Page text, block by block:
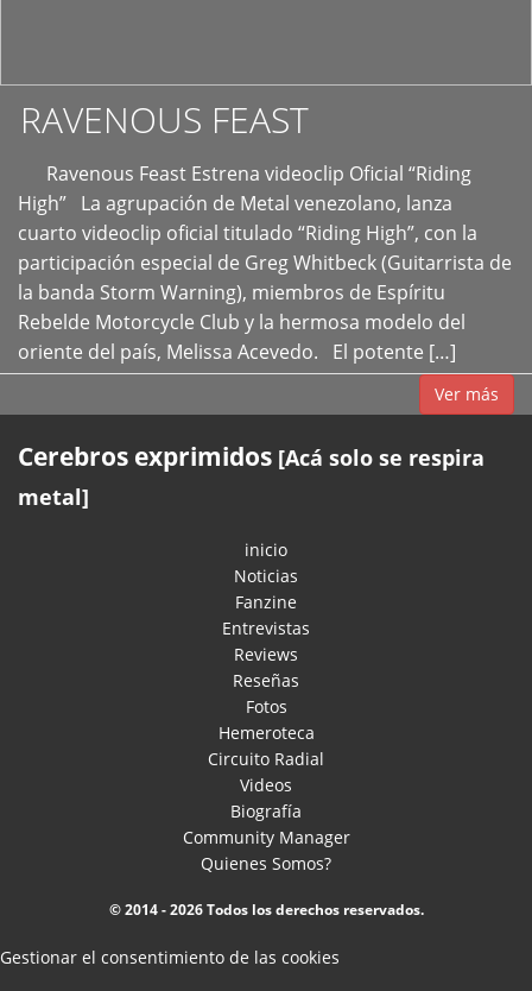
RAVENOUS FEAST
Ravenous Feast Estrena videoclip Oficial “Riding
High” La agrupación de Metal venezolano, lanza
cuarto videoclip oficial titulado “Riding High”, con la
participación especial de Greg Whitbeck (Guitarrista de
la banda Storm Warning), miembros de Espíritu
Rebelde Motorcycle Club y la hermosa modelo del
oriente del país, Melissa Acevedo. El potente […]
Ver más
Cerebros exprimidos [Acá solo se respira
metal]
inicio
Noticias
Fanzine
Entrevistas
Reviews
Reseñas
Fotos
Hemeroteca
Circuito Radial
Videos
Biografía
Community Manager
Quienes Somos?
© 2014 - 2026 Todos los derechos reservados.
Gestionar el consentimiento de las cookies